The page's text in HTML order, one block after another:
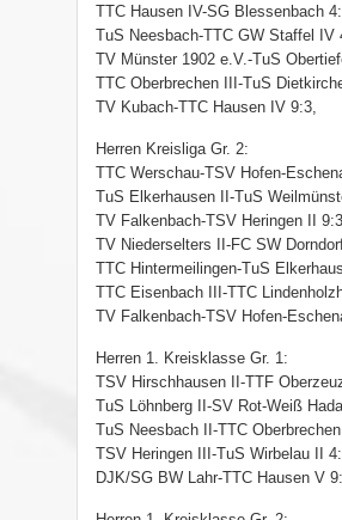
TTC Hausen IV-SG Blessenbach
TuS Neesbach-TTC GW Staffel IV
TV Münster 1902 e.V.-TuS
TTC Oberbrechen III-TuS
TV Kubach-TTC Hausen IV 9:3,
Herren Kreisliga Gr. 2:
TTC Werschau-TSV Hofen-
TuS Elkerhausen II-TuS
TV Falkenbach-TSV Heringen II 9:3,
TV Niederselters II-FC SW
TTC Hintermeilingen-TuS
TTC Eisenbach III-TTC
TV Falkenbach-TSV Hofen-
Herren 1. Kreisklasse Gr. 1:
TSV Hirschhausen II-TTF
TuS Löhnberg II-SV Rot-Weiß
TuS Neesbach II-TTC
TSV Heringen III-TuS Wirbelau II
DJK/SG BW Lahr-TTC Hausen V